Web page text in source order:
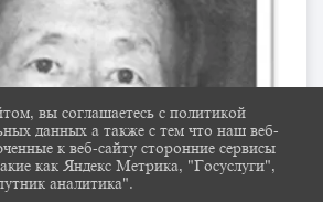
вы соглашаетесь с политикой
данных а также с тем что наш веб-
к веб-сайту сторонние сервисы
как Яндекс Метрика, "Госуслуги",
аналитика".